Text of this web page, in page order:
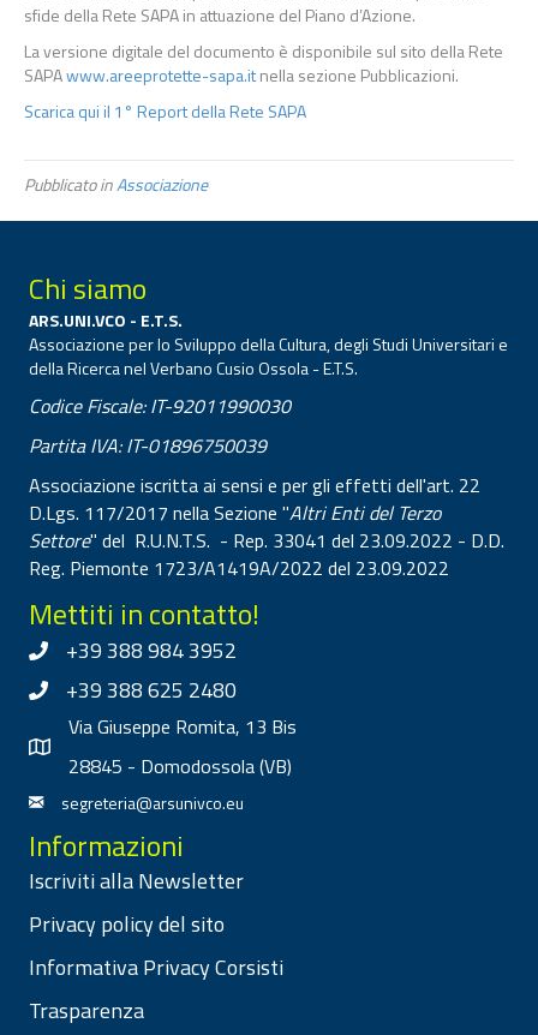
sfide della Rete SAPA in attuazione del Piano d’Azione.
La versione digitale del documento è disponibile sul sito della Rete
SAPAwww.areeprotette-sapa.itnella sezione Pubblicazioni.
Scarica qui il 1° Report della Rete SAPA
Pubblicato inAssociazione
Chi siamo
ARS.UNI.VCO - E.T.S.
Associazione per lo Sviluppo della Cultura, degli Studi Universitari e
della Ricerca nel Verbano Cusio Ossola - E.T.S.
Codice Fiscale: IT-92011990030
Partita IVA: IT-01896750039
Associazione iscritta ai sensi e per gli effetti dell'art. 22
D.Lgs. 117/2017 nella Sezione "Altri Enti del Terzo
Settore" del R.U.N.T.S. - Rep. 33041 del 23.09.2022 - D.D.
Reg. Piemonte 1723/A1419A/2022 del 23.09.2022
Mettiti in contatto!
+39 388 984 3952
+39 388 625 2480
Via Giuseppe Romita, 13 Bis
28845 - Domodossola (VB)
segreteria@arsunivco.eu
Informazioni
Iscriviti alla Newsletter
Privacy policy del sito
Informativa Privacy Corsisti
Trasparenza